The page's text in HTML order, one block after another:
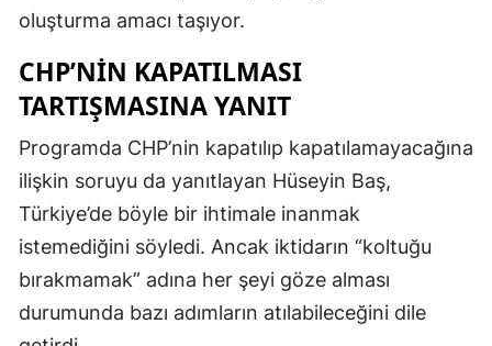
oluşturma amacı taşıyor.
CHP’NIN KAPATILMASI
TARTIŞMASINA YANIT
Programda CHP’nin kapatılıp kapatılamayacağına
ilişkin soruyu da yanıtlayan Hüseyin Baş,
Türkiye’de böyle bir ihtimale inanmak
istemediğini söyledi. Ancak iktidarın “koltuğu
bırakmamak” adına her şeyi göze alması
durumunda bazı adımların atılabileceğini dile